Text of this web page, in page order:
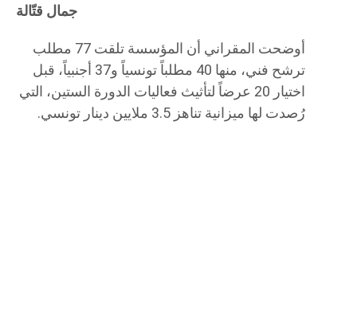
جمال قتّالة
أوضحت المقراني أن المؤسسة تلقت 77 مطلب
ترشح فني، منها 40 مطلباً تونسياً و37 أجنبياً، قبل
اختيار 20 عرضاً لتأثيث فعاليات الدورة الستين، التي
رُصدت لها ميزانية تناهز 3.5 ملايين دينار تونسي.